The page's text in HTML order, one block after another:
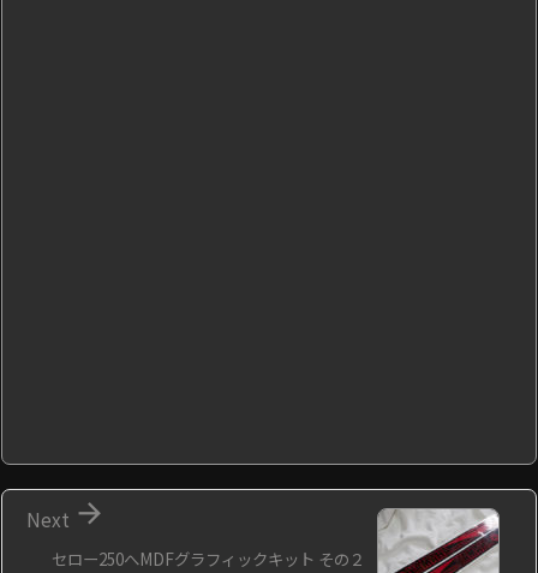
セロー250へMDFグラフィックキット その２

Next